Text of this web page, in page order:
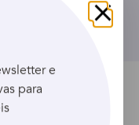
Fechar
e
para